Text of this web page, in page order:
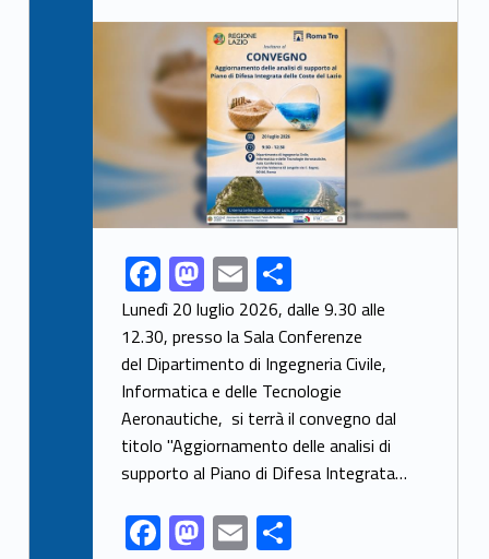
Link identifier archive #link-archive-thumb-soap-46753
Link identifier share facebook archive #share-link-archive-26210F
ac
e
b
o
o
k
M
as
to
d
o
n
E
m
ai
l
S
h
ar
e
Lunedì 20 luglio 2026, dalle 9.30 alle
12.30, presso la Sala Conferenze
del Dipartimento di Ingegneria Civile,
Informatica e delle Tecnologie
Aeronautiche, si terrà il convegno dal
titolo "Aggiornamento delle analisi di
supporto al Piano di Difesa Integrata…
F M E S